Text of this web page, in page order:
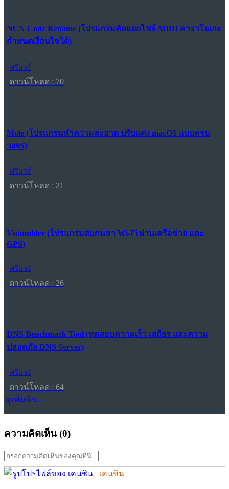
NCN Code Rename (โปรแกรมคัดแยกไฟล์ MIDI คาราโอเกะ
กำหนดเงื่อนไขได้)
ฟรีแวร์
ดาวน์โหลด : 70
Mole (โปรแกรมทำความสะอาด ปรับแต่ง macOS แบบครบ
วงจร)
ฟรีแวร์
ดาวน์โหลด : 21
Vistumbler (โปรแกรมสแกนหา Wi-Fi ผ่านเครือข่าย และ
GPS)
ฟรีแวร์
ดาวน์โหลด : 26
DNS Benchmark Tool (ทดสอบความเร็ว เสถียร และความ
ปลอดภัย DNS Server)
ฟรีแวร์
ดาวน์โหลด : 64
ดูเพิ่มอีก...
ความคิดเห็น (0)
เคนชิน